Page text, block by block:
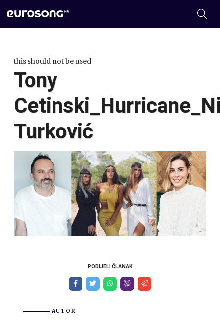
this should not be used
Tony
Turković
PODIJELI ČLANAK
AUTOR